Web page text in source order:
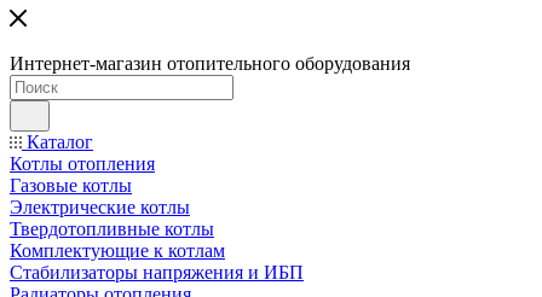
Интернет-магазин отопительного оборудования
Каталог
Котлы отопления
Газовые котлы
Электрические котлы
Твердотопливные котлы
Комплектующие к котлам
Стабилизаторы напряжения и ИБП